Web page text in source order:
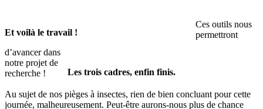
Et voilà le travail !
Les trois cadres, enfin finis.
Ces outils nous
permettront
d’avancer dans
notre projet de
recherche !
Au sujet de nos pièges à insectes, rien de bien concluant pour cette
journée, malheureusement. Peut-être aurons-nous plus de chance